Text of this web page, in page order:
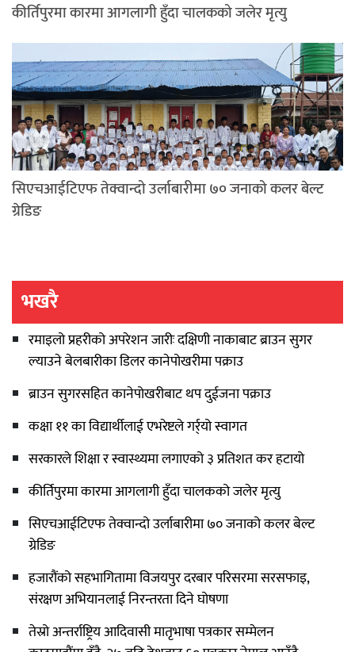
कीर्तिपुरमा कारमा आगलागी हुँदा चालकको जलेर मृत्यु
सिएचआईटिएफ तेक्वान्दो उर्लाबारीमा ७० जनाको कलर बेल्ट
ग्रेडिङ
भखरै
रमाइलो प्रहरीको अपरेशन जारीः दक्षिणी नाकाबाट ब्राउन सुगर
ल्याउने बेलबारीका डिलर कानेपोखरीमा पक्राउ
ब्राउन सुगरसहित कानेपोखरीबाट थप दुईजना पक्राउ
कक्षा ११ का विद्यार्थीलाई एभरेष्टले गर्र्यो स्वागत
सरकारले शिक्षा र स्वास्थ्यमा लगाएको ३ प्रतिशत कर हटायो
कीर्तिपुरमा कारमा आगलागी हुँदा चालकको जलेर मृत्यु
सिएचआईटिएफ तेक्वान्दो उर्लाबारीमा ७० जनाको कलर बेल्ट
ग्रेडिङ
हजारौंको सहभागितामा विजयपुर दरबार परिसरमा सरसफाइ,
संरक्षण अभियानलाई निरन्तरता दिने घोषणा
तेस्रो अन्तर्राष्ट्रिय आदिवासी मातृभाषा पत्रकार सम्मेलन